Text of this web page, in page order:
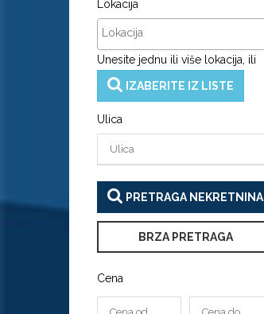
Lokacija
Unesite jednu ili više lokacija, ili
IZABERITE IZ LISTE
Ulica
PRETRAGA NEKRETNINA
BRZA PRETRAGA
Cena